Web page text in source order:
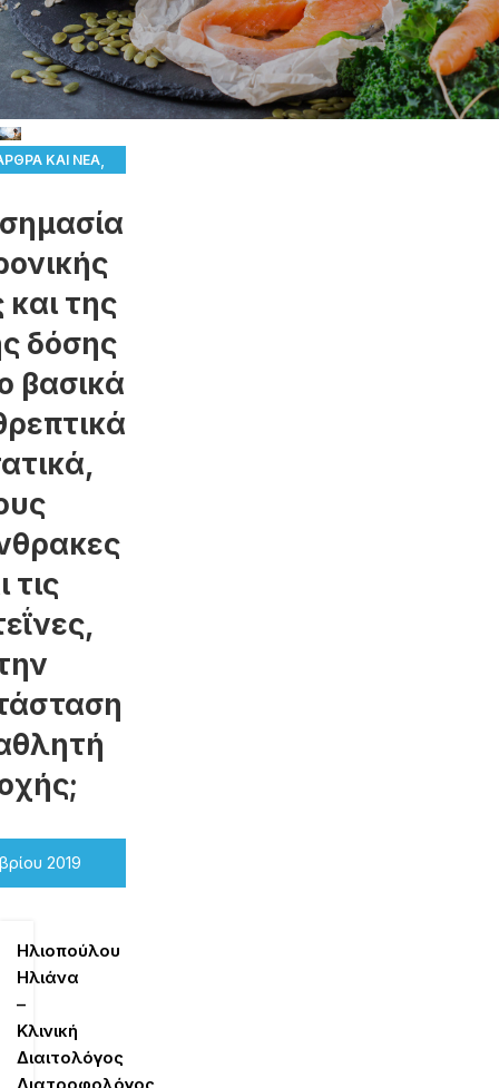
ΚΑΙ ΝΈΑ,
της
δόσης
βασικά
τις
2019
Ηλιοπούλου
Ηλιάνα
–
Κλινική
Διαιτολόγος